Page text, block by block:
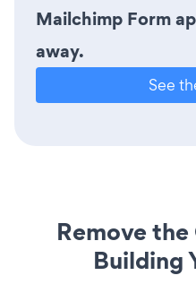
Mailchimp Form
away.
See
Remove
Building